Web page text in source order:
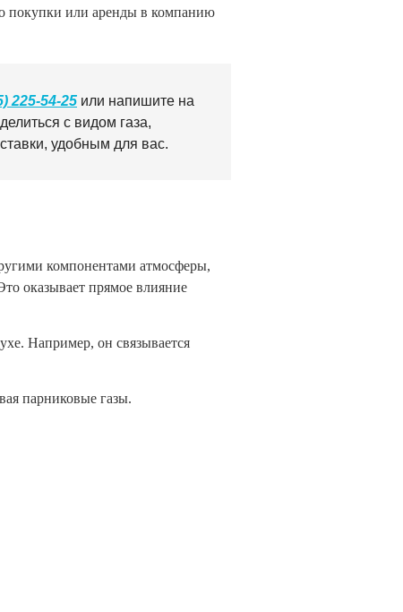
покупки или аренды в компанию
225-54-25 или напишите на
с видом газа,
удобным для вас.
компонентами атмосферы,
оказывает прямое влияние
Например, он связывается
парниковые газы.